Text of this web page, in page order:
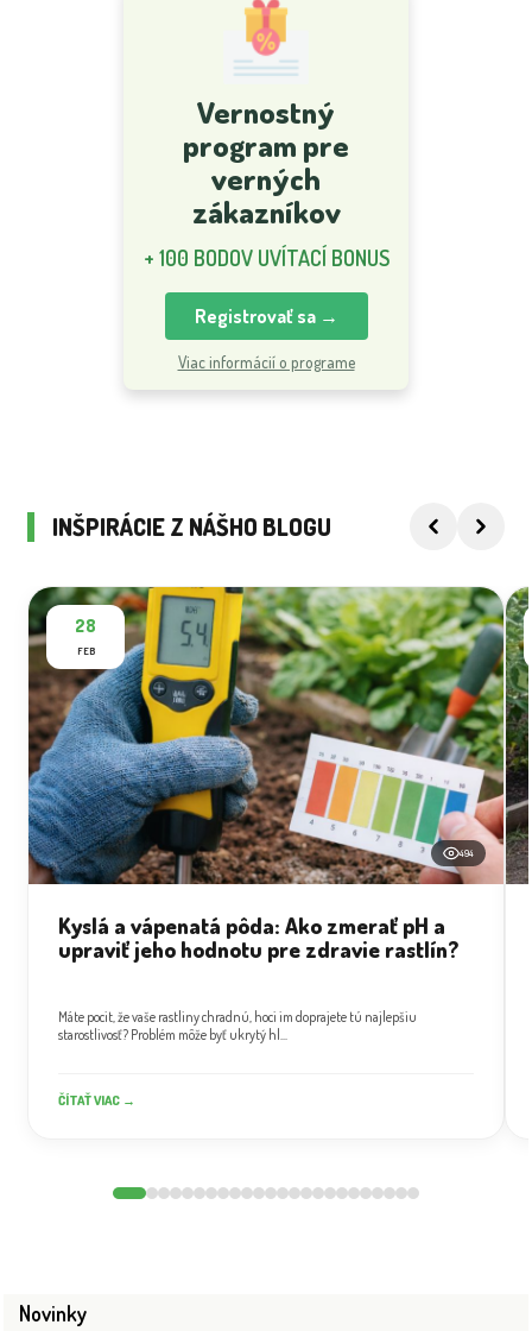
Vernostný
program pre
verných
zákazníkov
+ 100 BODOV UVÍTACÍ BONUS
Registrovať sa →
Viac informácií o programe
INŠPIRÁCIE Z NÁŠHO BLOGU
28
FEB
494
Kyslá a vápenatá pôda: Ako zmerať pH a
upraviť jeho hodnotu pre zdravie rastlín?
Máte pocit, že vaše rastliny chradnú, hoci im doprajete tú najlepšiu
starostlivosť? Problém môže byť ukrytý hl...
ČÍTAŤ VIAC →
Novinky